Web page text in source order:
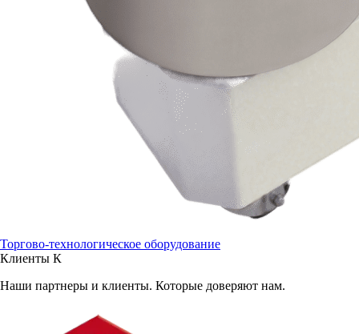
Торгово-технологическое оборудование
Клиенты К
Наши партнеры и клиенты. Которые доверяют нам.